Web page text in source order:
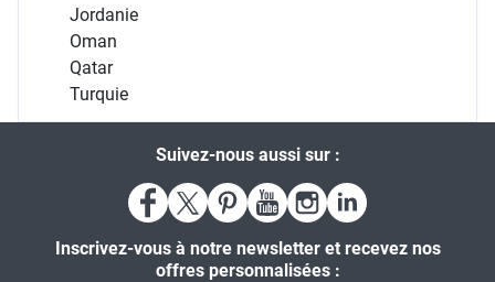
Jordanie
Oman
Qatar
Turquie
Suivez-nous aussi sur :
Inscrivez-vous à notre newsletter et recevez nos
offres personnalisées :